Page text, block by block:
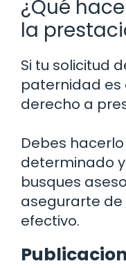
¿Qué
la
Si tu solicitud
paternidad es
derecho a
Debes
determinado
busques
asegurarte de
efectivo.